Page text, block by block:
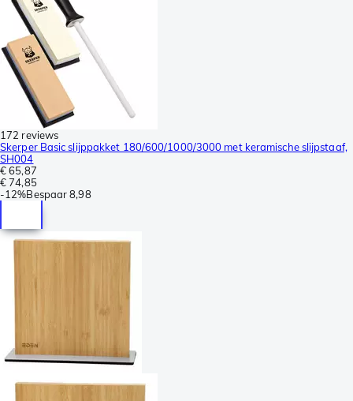
172 reviews
Skerper Basic slijppakket 180/600/1000/3000 met keramische slijpstaaf,
SH004
€ 65,87
€ 74,85
-12%Bespaar 8,98